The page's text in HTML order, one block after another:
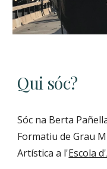
Qui sóc?
Sóc na Berta
Formatiu de Grau
Artística a l'Escola